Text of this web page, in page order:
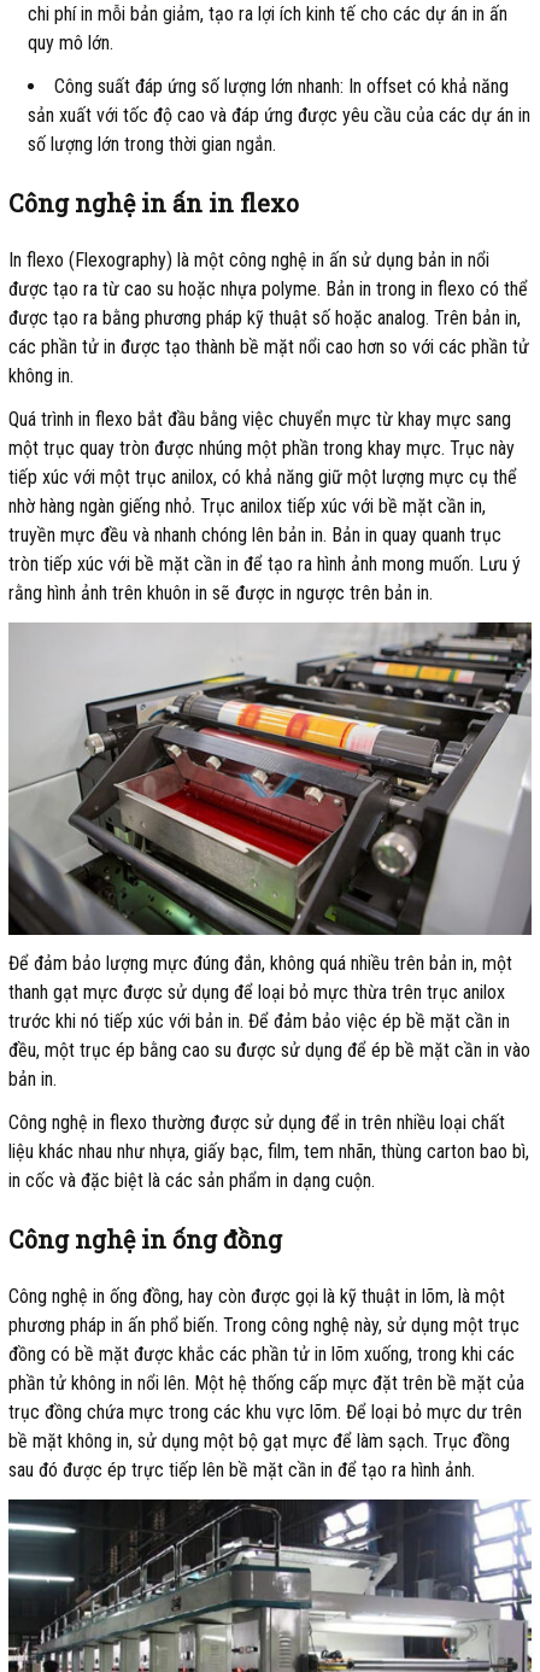
chi phí in mỗi bản giảm, tạo ra lợi ích kinh tế cho các dự án in ấn
quy mô lớn.
Công suất đáp ứng số lượng lớn nhanh: In offset có khả năng
sản xuất với tốc độ cao và đáp ứng được yêu cầu của các dự án in
số lượng lớn trong thời gian ngắn.
Công nghệ in ấn in flexo
In flexo (Flexography) là một công nghệ in ấn sử dụng bản in nổi
được tạo ra từ cao su hoặc nhựa polyme. Bản in trong in flexo có thể
được tạo ra bằng phương pháp kỹ thuật số hoặc analog. Trên bản in,
các phần tử in được tạo thành bề mặt nổi cao hơn so với các phần tử
không in.
Quá trình in flexo bắt đầu bằng việc chuyển mực từ khay mực sang
một trục quay tròn được nhúng một phần trong khay mực. Trục này
tiếp xúc với một trục anilox, có khả năng giữ một lượng mực cụ thể
nhờ hàng ngàn giếng nhỏ. Trục anilox tiếp xúc với bề mặt cần in,
truyền mực đều và nhanh chóng lên bản in. Bản in quay quanh trục
tròn tiếp xúc với bề mặt cần in để tạo ra hình ảnh mong muốn. Lưu ý
rằng hình ảnh trên khuôn in sẽ được in ngược trên bản in.
Để đảm bảo lượng mực đúng đắn, không quá nhiều trên bản in, một
thanh gạt mực được sử dụng để loại bỏ mực thừa trên trục anilox
trước khi nó tiếp xúc với bản in. Để đảm bảo việc ép bề mặt cần in
đều, một trục ép bằng cao su được sử dụng để ép bề mặt cần in vào
bản in.
Công nghệ in flexo thường được sử dụng để in trên nhiều loại chất
liệu khác nhau như nhựa, giấy bạc, film, tem nhãn, thùng carton bao bì,
in cốc và đặc biệt là các sản phẩm in dạng cuộn.
Công nghệ in ống đồng
Công nghệ in ống đồng, hay còn được gọi là kỹ thuật in lõm, là một
phương pháp in ấn phổ biến. Trong công nghệ này, sử dụng một trục
đồng có bề mặt được khắc các phần tử in lõm xuống, trong khi các
phần tử không in nổi lên. Một hệ thống cấp mực đặt trên bề mặt của
trục đồng chứa mực trong các khu vực lõm. Để loại bỏ mực dư trên
bề mặt không in, sử dụng một bộ gạt mực để làm sạch. Trục đồng
sau đó được ép trực tiếp lên bề mặt cần in để tạo ra hình ảnh.